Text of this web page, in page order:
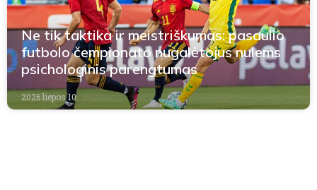
Ne tik taktika ir meistriškumas: pasaulio
futbolo čempionato nugalėtojus nulems
psichologinis parengtumas
2026 liepos 10